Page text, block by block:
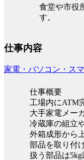
食堂や市役
す。
仕事内容
家電・パソコン・ス
仕事概要
工場内にATM
大手家電メー
冷蔵庫の組立
外箱成形から
部品を取り付
扱う部品は5kg